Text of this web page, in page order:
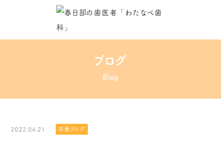
ブログ
Blog
2022.04.21 栄養ブログ